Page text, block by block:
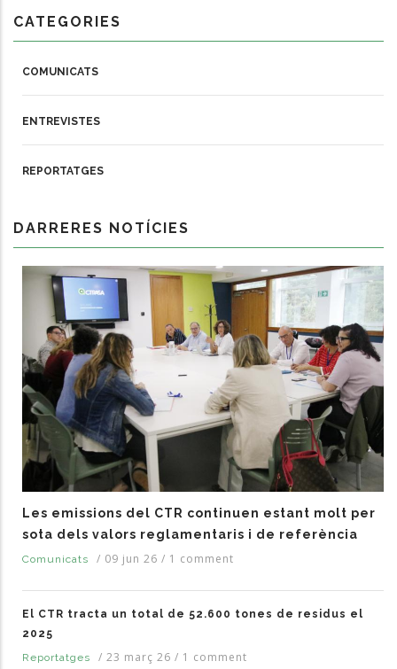
CATEGORIES
COMUNICATS
ENTREVISTES
REPORTATGES
DARRERES NOTÍCIES
Les emissions del CTR continuen estant molt per
sota dels valors reglamentaris i de referència
Comunicats / 09 jun 26 / 1 comment
El CTR tracta un total de 52.600 tones de residus el
2025
Reportatges
/ 23 març 26 / 1 comment